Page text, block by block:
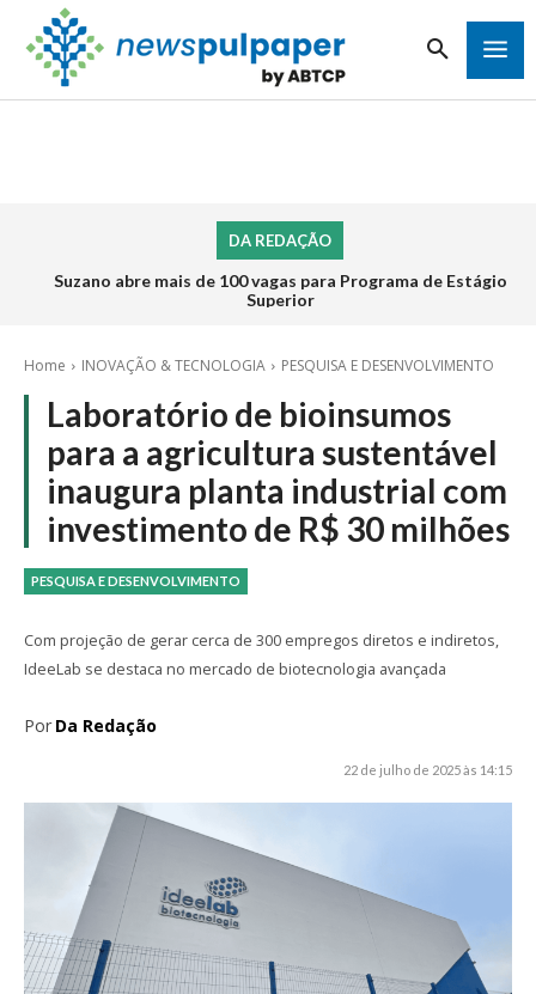
DA REDAÇÃO
Suzano abre mais de 100 vagas para Programa de Estágio
Superior
Home INOVAÇÃO & TECNOLOGIA PESQUISA E DESENVOLVIMENTO
Laboratório de bioinsumos
para a agricultura sustentável
inaugura planta industrial com
investimento de R$ 30 milhões
PESQUISA E DESENVOLVIMENTO
Com projeção de gerar cerca de 300 empregos diretos e indiretos,
IdeeLab se destaca no mercado de biotecnologia avançada
Por Da Redação
22 de julho de 2025 às 14:15